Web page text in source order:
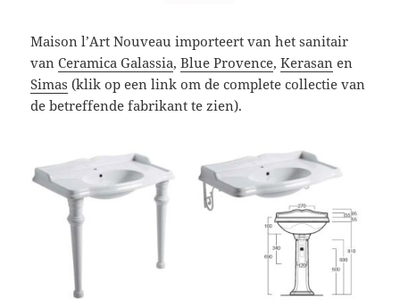
Maison l’Art Nouveau importeert van het sanitair
vanCeramica Galassia,Blue Provence,Kerasan en
Simas (klik op een link om de complete collectie van
de betreffende fabrikant te zien).